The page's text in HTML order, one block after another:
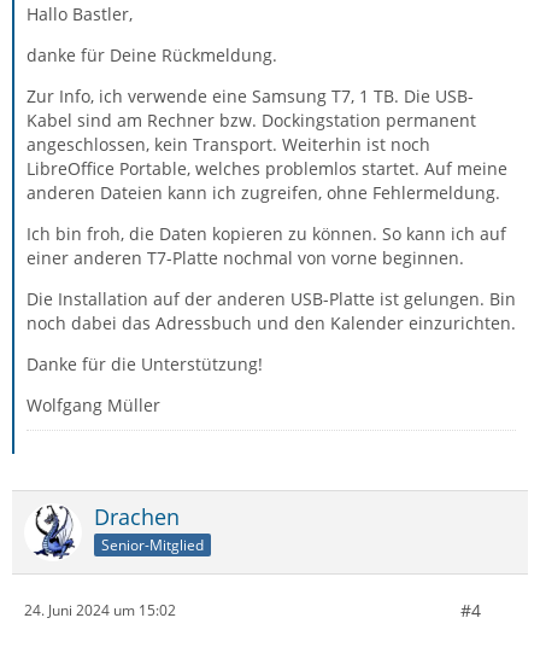
Hallo Bastler,
danke für Deine Rückmeldung.
Zur Info, ich verwende eine Samsung T7, 1 TB. Die USB-
Kabel sind am Rechner bzw. Dockingstation permanent
angeschlossen, kein Transport. Weiterhin ist noch
LibreOffice Portable, welches problemlos startet. Auf meine
anderen Dateien kann ich zugreifen, ohne Fehlermeldung.
Ich bin froh, die Daten kopieren zu können. So kann ich auf
einer anderen T7-Platte nochmal von vorne beginnen.
Die Installation auf der anderen USB-Platte ist gelungen. Bin
noch dabei das Adressbuch und den Kalender einzurichten.
Danke für die Unterstützung!
Wolfgang Müller
Drachen
Senior-Mitglied
24. Juni 2024 um 15:02 #4